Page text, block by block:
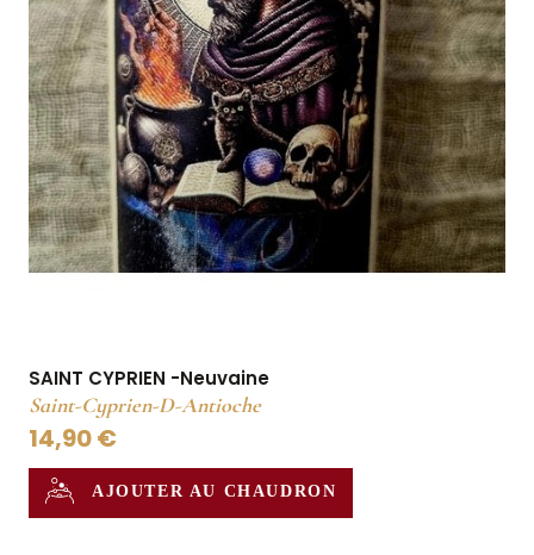
SAINT CYPRIEN -Neuvaine
Saint-Cyprien-D-Antioche
14,90 €
AJOUTER AU CHAUDRON